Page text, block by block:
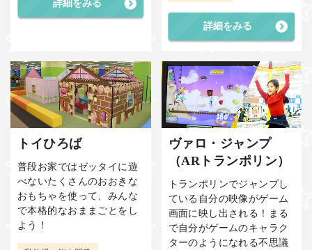
詳細をみる
詳細をみる
トイひろば
普段お家ではゼッタイに遊
べないたくさんのおおきな
おもちゃを使って、みんな
で本格的なおままごとをし
よう！
ヴァロ・ジャンプ
（ARトランポリン）
トランポリンでジャンプし
ている自分の映像がゲーム
画面に映し出される！まる
で自分がゲームのキャラク
ターのようになれる不思議